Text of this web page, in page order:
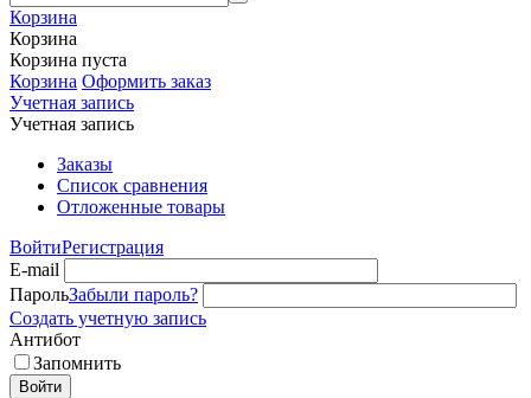
Корзина
Корзина
Корзина пуста
Корзина Оформить заказ
Учетная запись
Учетная запись
Заказы
Список сравнения
Отложенные товары
ВойтиРегистрация
E-mail
ПарольЗабыли пароль?
Создать учетную запись
Антибот
Запомнить
Войти